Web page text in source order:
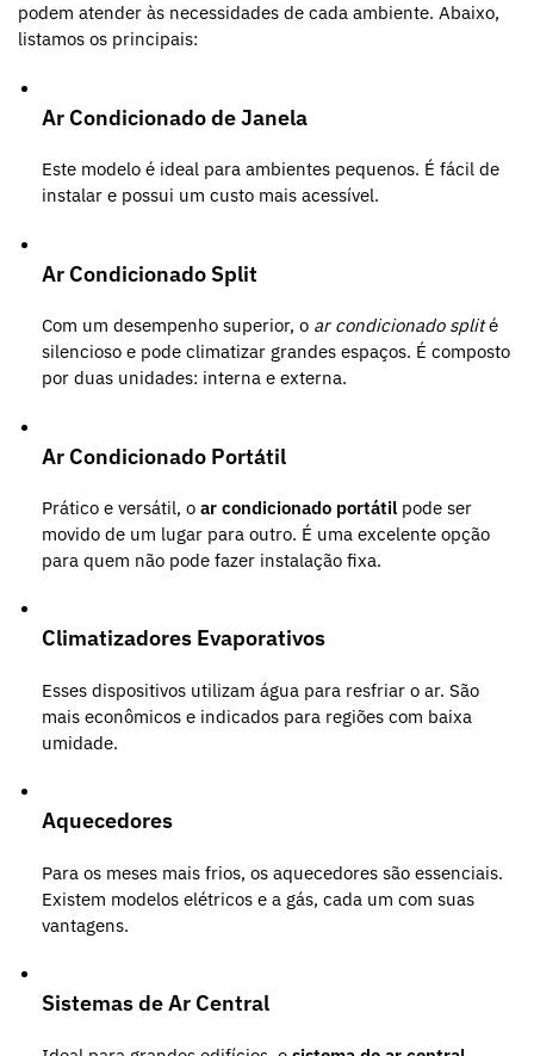
podem atender às necessidades de cada ambiente. Abaixo,
listamos os principais:
Ar Condicionado de Janela
Este modelo é ideal para ambientes pequenos. É fácil de
instalar e possui um custo mais acessível.
Ar Condicionado Split
Com um desempenho superior, o ar condicionado splité
silencioso e pode climatizar grandes espaços. É composto
por duas unidades: interna e externa.
Ar Condicionado Portátil
Prático e versátil, o ar condicionado portátil pode ser
movido de um lugar para outro. É uma excelente opção
para quem não pode fazer instalação fixa.
Climatizadores Evaporativos
Esses dispositivos utilizam água para resfriar o ar. São
mais econômicos e indicados para regiões com baixa
umidade.
Aquecedores
Para os meses mais frios, os aquecedores são essenciais.
Existem modelos elétricos e a gás, cada um com suas
vantagens.
Sistemas de Ar Central